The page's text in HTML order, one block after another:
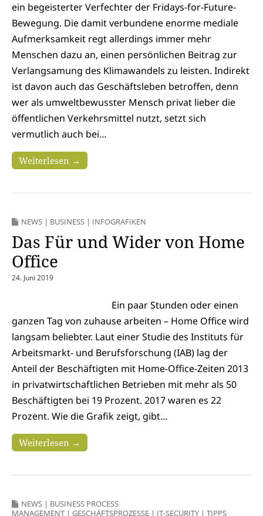
ein begeisterter Verfechter der Fridays-for-Future-
Bewegung. Die damit verbundene enorme mediale
Aufmerksamkeit regt allerdings immer mehr
Menschen dazu an, einen persönlichen Beitrag zur
Verlangsamung des Klimawandels zu leisten. Indirekt
ist davon auch das Geschäftsleben betroffen, denn
wer als umweltbewusster Mensch privat lieber die
öffentlichen Verkehrsmittel nutzt, setzt sich
vermutlich auch bei…
Weiterlesen →
NEWS | BUSINESS | INFOGRAFIKEN
Das Für und Wider von Home
Office
24. Juni 2019
Ein paar Stunden oder einen
ganzen Tag von zuhause arbeiten – Home Office wird
langsam beliebter. Laut einer Studie des Instituts für
Arbeitsmarkt- und Berufsforschung (IAB) lag der
Anteil der Beschäftigten mit Home-Office-Zeiten 2013
in privatwirtschaftlichen Betrieben mit mehr als 50
Beschäftigten bei 19 Prozent. 2017 waren es 22
Prozent. Wie die Grafik zeigt, gibt…
Weiterlesen →
NEWS | BUSINESS PROCESS
MANAGEMENT | GESCHÄFTSPROZESSE | IT-SECURITY | TIPPS